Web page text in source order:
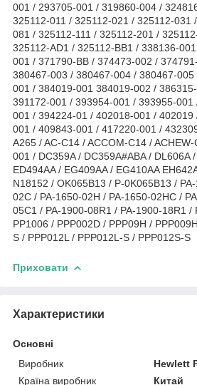
001 / 293705-001 / 319860-004 /
325112-011 / 325112-021 / 325112-031
081 / 325112-111 / 325112-201 /
325112-AD1 / 325112-BB1 / 338136-
001 / 371790-BB / 374473-002 /
380467-003 / 380467-004 / 380467-
001 / 384019-001 384019-002 /
391172-001 / 393954-001 / 393955-
001 / 394224-01 / 402018-001 /
001 / 409843-001 / 417220-001 /
A265 / AC-C14 / ACCOM-C14 /
001 / DC359A / DC359A#ABA / DL606A
ED494AA / EG409AA / EG410AA
N18152 / OK065B13 / P-0K065B13 /
02C / PA-1650-02H / PA-1650-02HC /
05C1 / PA-1900-08R1 / PA-1900-18R1 /
PP1006 / PPP002D / PPP09H /
S / PPP012L / PPP012L-S / PPP012S-S
Приховати
Характеристики
Основні
Виробник
Hewlett
Країна виробник
Китай